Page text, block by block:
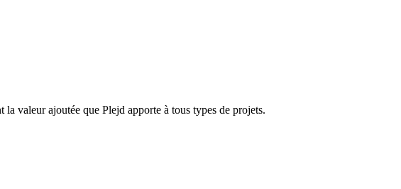
valeur ajoutée que Plejd apporte à tous types de projets.